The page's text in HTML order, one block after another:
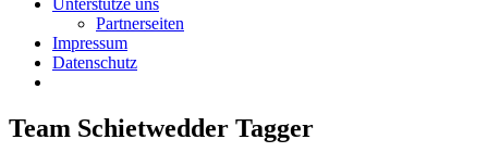
Unterstütze uns
Partnerseiten
Impressum
Datenschutz
Team Schietwedder Tagger